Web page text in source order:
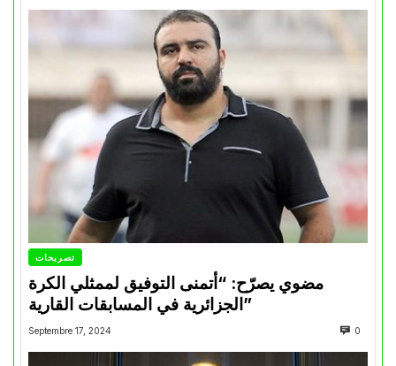
تصريحات
مضوي يصرّح: “أتمنى التوفيق لممثلي الكرة
الجزائرية في المسابقات القارية”
Septembre 17, 2024 0